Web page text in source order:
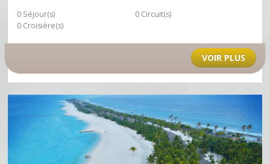
0 Séjour(s)
0 Circuit(s)
0 Croisière(s)
VOIR PLUS